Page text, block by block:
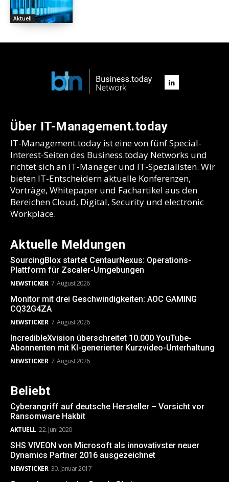
Aktuell
Über IT-Management.today
IT-Management.today ist eine von fünf Special-
Interest-Seiten des Business.today Networks und
richtet sich an IT-Manager und IT-Spezialisten. Wir
bieten IT-Entscheidern aktuelle Konferenzen,
Vorträge, Whitepaper und Fachartikel aus den
Bereichen Cloud, Digital, Security und electronic
Workplace.
Aktuelle Meldungen
SourcingBlox startet CentaurNexus: Operations-
Plattform für Zscaler-Umgebungen
NEWSTICKER 7. August 2026
Monitor mit drei Geschwindigkeiten: AOC GAMING
CQ32G4ZA
NEWSTICKER 7. August 2026
IncredibleXvision überschreitet 10.000 YouTube-
Abonnenten mit KI-generierter Kurzvideo-Unterhaltung
NEWSTICKER 7. August 2026
Beliebt
Cyberangriff auf deutsche Hersteller – Vorsicht vor
Ransomware Hakbit
AKTUELL 22. Juni 2020
SHS VIVEON von Microsoft als innovativster neuer
Dynamics Partner 2016 ausgezeichnet
NEWSTICKER 30. Januar 2017